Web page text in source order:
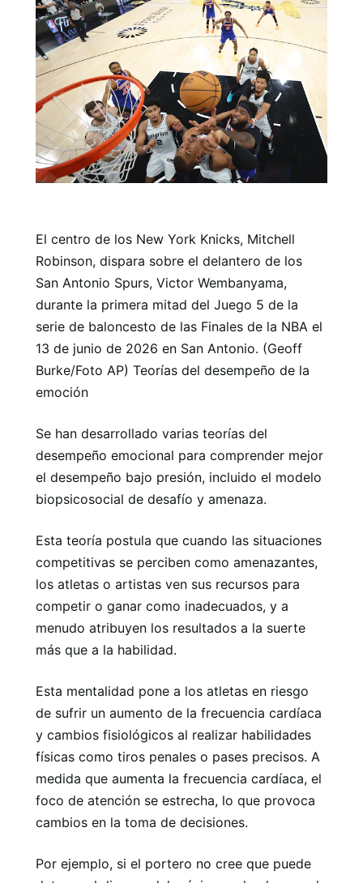
El centro de los New York Knicks, Mitchell
Robinson, dispara sobre el delantero de los
San Antonio Spurs, Victor Wembanyama,
durante la primera mitad del Juego 5 de la
serie de baloncesto de las Finales de la NBA el
13 de junio de 2026 en San Antonio. (Geoff
Burke/Foto AP) Teorías del desempeño de la
emoción
Se han desarrollado varias teorías del
desempeño emocional para comprender mejor
el desempeño bajo presión, incluido el modelo
biopsicosocial de desafío y amenaza.
Esta teoría postula que cuando las situaciones
competitivas se perciben como amenazantes,
los atletas o artistas ven sus recursos para
competir o ganar como inadecuados, y a
menudo atribuyen los resultados a la suerte
más que a la habilidad.
Esta mentalidad pone a los atletas en riesgo
de sufrir un aumento de la frecuencia cardíaca
y cambios fisiológicos al realizar habilidades
físicas como tiros penales o pases precisos. A
medida que aumenta la frecuencia cardíaca, el
foco de atención se estrecha, lo que provoca
cambios en la toma de decisiones.
Por ejemplo, si el portero no cree que puede